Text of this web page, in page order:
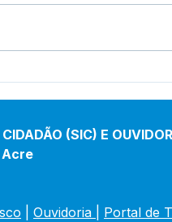
(SIC) E
Acre
Ouvidoria Portal de